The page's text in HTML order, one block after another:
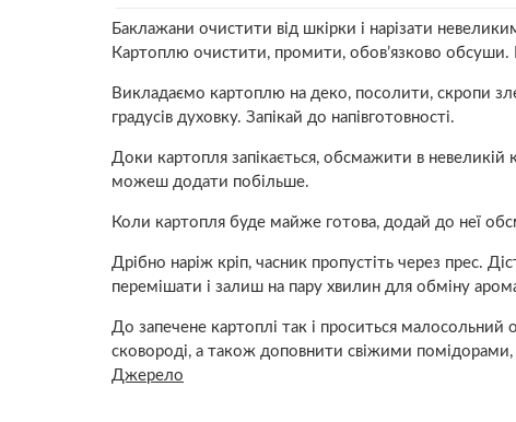
Баклажани очистити від шкірки і нарізати
Картоплю очистити, промити, обов’язково обсуши.
Викладаємо картоплю на деко, посолити, скропи
градусів духовку. Запікай до напівготовності.
Доки картопля запікається, обсмажити в
можеш додати побільше.
Коли картопля буде майже готова, додай до неї
Дрібно наріж кріп, часник пропустіть через прес.
перемішати і залиш на пару хвилин для обміну
До запечене картоплі так і проситься
сковороді, а також доповнити свіжими
Джерело